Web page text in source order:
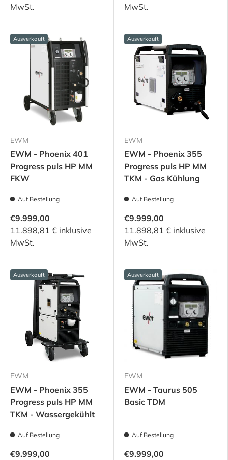
MwSt.
MwSt.
Ausverkauft
EWM
EWM - Phoenix 401
Progress puls HP MM
FKW
Auf Bestellung
€9.999,00
11.898,81 € inklusive
MwSt.
Ausverkauft
EWM
EWM - Phoenix 355
Progress puls HP MM
TKM - Gas Kühlung
Auf Bestellung
€9.999,00
11.898,81 € inklusive
MwSt.
Ausverkauft
EWM
EWM - Phoenix 355
Progress puls HP MM
TKM - Wassergekühlt
Auf Bestellung
€9.999,00
Ausverkauft
EWM
EWM - Taurus 505
Basic TDM
Auf Bestellung
€9.999,00